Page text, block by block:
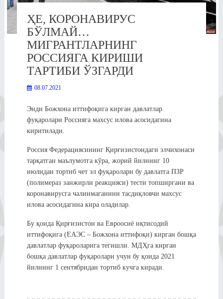
ҲЕ, КОРОНАВИРУС
БЎЛМАЙ…
МИГРАНТЛАРНИНГ
РОССИЯГА КИРИШИ
ТАРТИБИ ЎЗГАРДИ
08.07.2021
Энди Божхона иттифоқига кирган давлатлар
фуқаролари Россияга махсус илова асосидагина
киритилади.
Россия Федерациясининг Қирғизистондаги элчихонаси
тарқатган маълумотга кўра, жорий йилнинг 10
июлидан тортиб чет эл фуқаролари бу давлатга ПЗР
(полимераз занжирли реакцияси) тести топширгани ва
коронавирусга чалинмаганини тасдиқловчи махсус
илова асосидагина кира оладилар.
Бу қоида Қирғизистон ва Евроосиё иқтисодий
иттифоқига (ЕАЭС – Божхона иттифоқи) кирган бошқа
давлатлар фуқароларига тегишли. МДҲга кирган
бошқа давлатлар фуқаролари учун бу қоида 2021
йилнинг 1 сентябридан тортиб кучга киради.